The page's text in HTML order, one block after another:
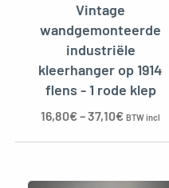
Vintage
wandgemonteerde
industriële
kleerhanger op 1914
flens - 1 rode klep
16,80€–37,10€ BTW incl